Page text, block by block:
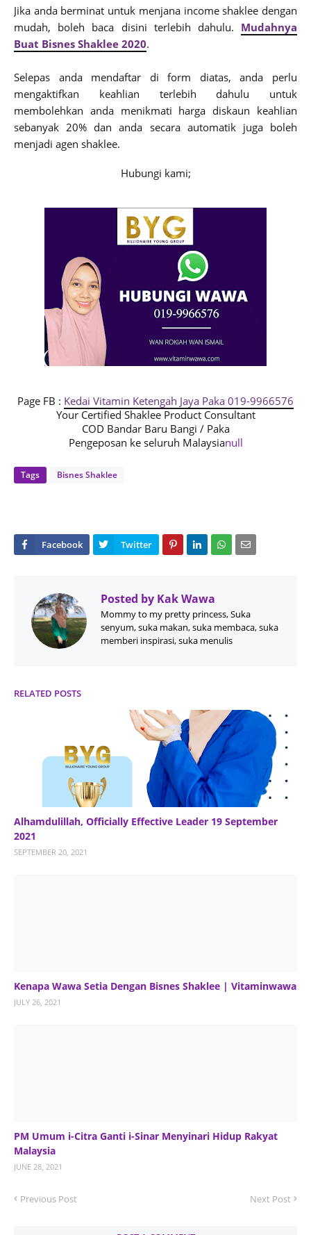
Jika anda berminat untuk menjana income shaklee dengan
mudah, boleh baca disini terlebih dahulu. Mudahnya
Buat Bisnes Shaklee 2020.
Selepas anda mendaftar di form diatas, anda perlu
mengaktifkan keahlian terlebih dahulu untuk
membolehkan anda menikmati harga diskaun keahlian
sebanyak 20% dan anda secara automatik juga boleh
menjadi agen shaklee.
Hubungi kami;
Page FB : Kedai Vitamin Ketengah Jaya Paka 019-9966576
Your Certified Shaklee Product Consultant
COD Bandar Baru Bangi / Paka
Pengeposan ke seluruh Malaysianull
Tags Bisnes Shaklee
Posted by Kak Wawa
Mommy to my pretty princess, Suka
senyum, suka makan, suka membaca, suka
memberi inspirasi, suka menulis
RELATED POSTS
Alhamdulillah, Officially Effective Leader 19 September
2021
SEPTEMBER 20, 2021
Kenapa Wawa Setia Dengan Bisnes Shaklee | Vitaminwawa
JULY 26, 2021
PM Umum i-Citra Ganti i-Sinar Menyinari Hidup Rakyat
Malaysia
JUNE 28, 2021
Previous Post Next Post